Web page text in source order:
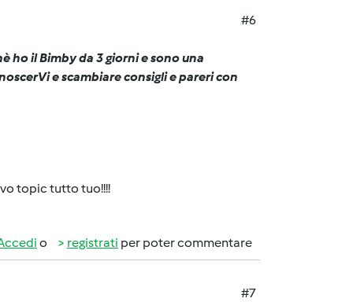
#6
ho il Bimby da 3 giorni e sono una
e scambiare consigli e pareri con
topic tutto tuo!!!!
o registrati per poter commentare
#7